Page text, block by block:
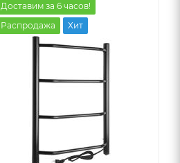
Доставим за 6 часов!
Распродажа
Хит